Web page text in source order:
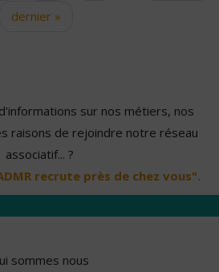
dernier »
sur nos métiers, nos
raisons de rejoindre notre réseau
associatif... ?
recrute près de chez vous".
sommes nous